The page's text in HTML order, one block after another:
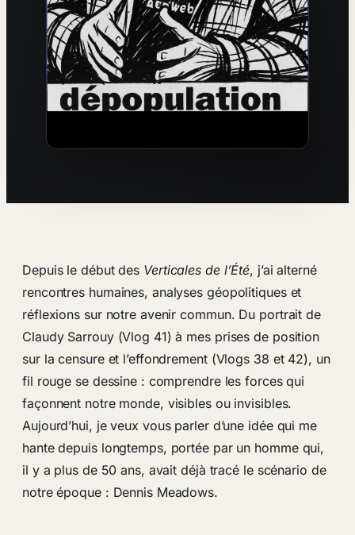
Depuis le début des Verticales de l’Été, j’ai alterné
rencontres humaines, analyses géopolitiques et
réflexions sur notre avenir commun. Du portrait de
Claudy Sarrouy (Vlog 41) à mes prises de position
sur la censure et l’effondrement (Vlogs 38 et 42), un
fil rouge se dessine : comprendre les forces qui
façonnent notre monde, visibles ou invisibles.
Aujourd’hui, je veux vous parler d’une idée qui me
hante depuis longtemps, portée par un homme qui,
il y a plus de 50 ans, avait déjà tracé le scénario de
notre époque : Dennis Meadows.